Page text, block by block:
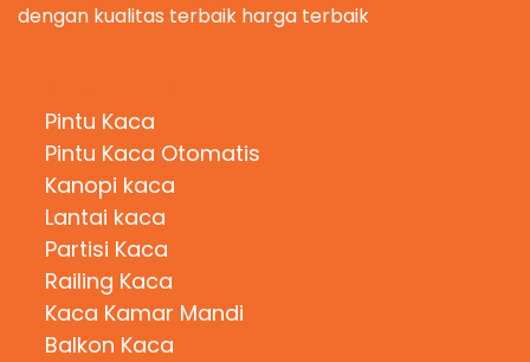
dengan kualitas terbaik harga terbaik
Pintu Kaca
Pintu Kaca Otomatis
Kanopi kaca
Lantai kaca
Partisi Kaca
Railing Kaca
Kaca Kamar Mandi
Balkon Kaca